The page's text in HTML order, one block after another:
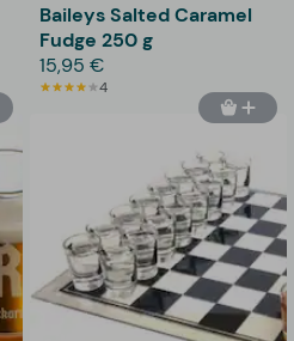
Baileys Salted Caramel
Fudge 250 g
15,95 €
4